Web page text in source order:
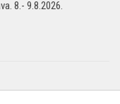
8.- 9.8.2026.